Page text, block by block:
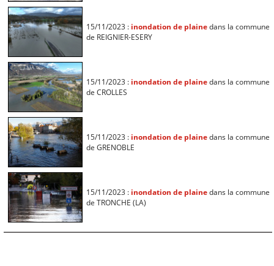
15/11/2023 : inondation de plainedans la commune
de REIGNIER-ESERY
15/11/2023 : inondation de plainedans la commune
de CROLLES
15/11/2023 : inondation de plainedans la commune
de GRENOBLE
15/11/2023 : inondation de plainedans la commune
de TRONCHE (LA)